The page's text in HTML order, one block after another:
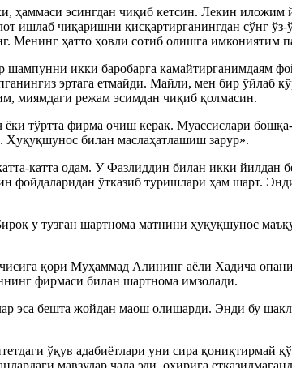
эсингдан чиқиб кетсин. Лекин иложим
ишлаб чиқаришни қисқартирганингдан сўнг
Менинг ҳатто ҳовли сотиб олишга
икки баробарга камайтирганимдаям
эртага етмайди. Майли, мен бир ўйлаб
миямдаги режам эсимдан чиқиб қолмасин.
тўртта фирма очиш керак. Муассислари
Ҳуқуқшунос билан маслаҳатлашиш зарур».
катта одам. У Фазлиддин билан икки йилдан
ўтказиб туришлари ҳам шарт.
у тузган шартнома матнини ҳуқуқшунос
қори Муҳаммад Алининг аёли Хадича
фирмаси билан шартнома имзолади.
эса бешта жойдан маош олишарди. Энди бу
ўқув адабиётлари уни сира қониқтирмай
мавзулар чала эди, охирига